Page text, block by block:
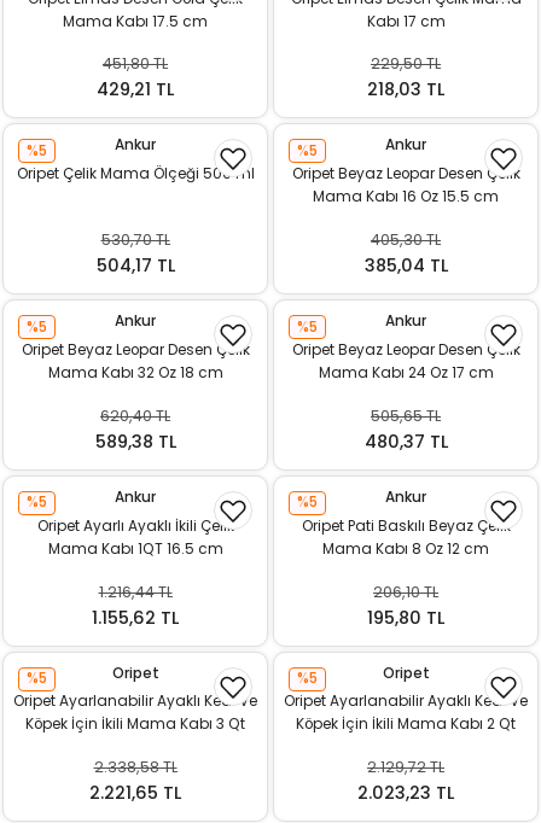
Mama Kabı 17.5 cm
451,80 TL
429,21 TL
Kabı 17 cm
229,50 TL
218,03 TL
%5
Ankur
Oripet Çelik Mama Ölçeği 500 ml
530,70 TL
504,17 TL
%5
Ankur
Oripet Beyaz Leopar Desen Çelik
Mama Kabı 16 Oz 15.5 cm
405,30 TL
385,04 TL
%5
Ankur
Oripet Beyaz Leopar Desen Çelik
Mama Kabı 32 Oz 18 cm
620,40 TL
589,38 TL
%5
Ankur
Oripet Beyaz Leopar Desen Çelik
Mama Kabı 24 Oz 17 cm
505,65 TL
480,37 TL
%5
Ankur
Oripet Ayarlı Ayaklı İkili Çelik
Mama Kabı 1QT 16.5 cm
1.216,44 TL
1.155,62 TL
%5
Ankur
Oripet Pati Baskılı Beyaz Çelik
Mama Kabı 8 Oz 12 cm
206,10 TL
195,80 TL
%5
Oripet
Oripet Ayarlanabilir Ayaklı Kedi Ve
Köpek İçin İkili Mama Kabı 3 Qt
2.338,58 TL
2.221,65 TL
%5
Oripet
Oripet Ayarlanabilir Ayaklı Kedi Ve
Köpek İçin İkili Mama Kabı 2 Qt
2.129,72 TL
2.023,23 TL